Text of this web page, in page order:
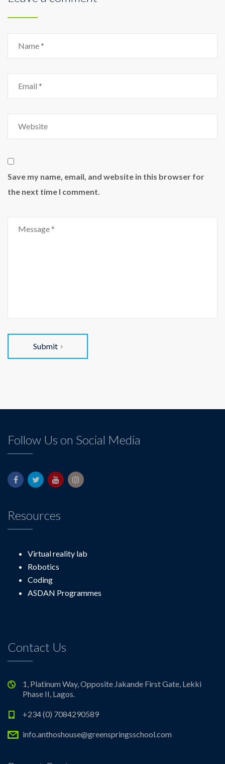
Save my name, email, and website in this browser for
the next time I comment.
Submit
Follow Us on Social Media
Resources
Virtual reality lab
Robotics
Coding
ASDAN Programmes
Contact Us
1, Platinum Way, Opposite Jakande First Gate, Lekki
Phase II, Lagos.
+234 (0) 7084290589
info.anthoshouse@greenspringsschool.com